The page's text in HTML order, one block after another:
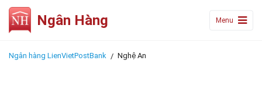
Ngân Hàng Menu
Ngân hàng LienVietPostBank Nghệ An